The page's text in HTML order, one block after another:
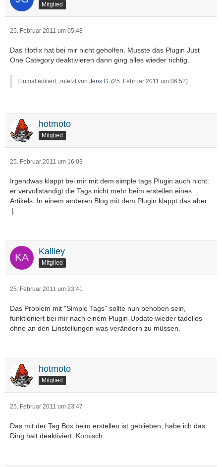
Mitglied
25. Februar 2011 um 05:48
Das Hotfix hat bei mir nicht geholfen. Musste das Plugin Just
One Category deaktivieren dann ging alles wieder richtig.
Einmal editiert, zuletzt von Jens G. (25. Februar 2011 um 06:52)
hotmoto
Mitglied
25. Februar 2011 um 16:03
Irgendwas klappt bei mir mit dem simple tags Plugin auch nicht:
er vervollständigt die Tags nicht mehr beim erstellen eines
Artikels. In einem anderen Blog mit dem Plugin klappt das aber
:|
Kalliey
Mitglied
25. Februar 2011 um 23:41
Das Problem mit "Simple Tags" sollte nun behoben sein,
funktioniert bei mir nach einem Plugin-Update wieder tadellos
ohne an den Einstellungen was verändern zu müssen.
hotmoto
Mitglied
25. Februar 2011 um 23:47
Das mit der Tag Box beim erstellen ist geblieben, habe ich das
Ding halt deaktiviert. Komisch...